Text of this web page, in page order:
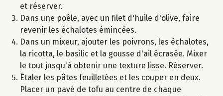
et réserver.
Dans une poêle, avec un filet d'huile d'olive, faire
revenir les échalotes émincées.
Dans un mixeur, ajouter les poivrons, les échalotes,
la ricotta, le basilic et la gousse d'ail écrasée. Mixer
le tout jusqu'à obtenir une texture lisse. Réserver.
Étaler les pâtes feuilletées et les couper en deux.
Placer un pavé de tofu au centre de chaque